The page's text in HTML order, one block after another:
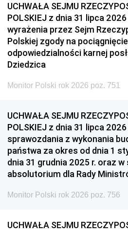
UCHWAŁA SEJMU
POLSKIEJ z dnia 31 lipca
wyrażenia przez Sejm
Polskiej zgody na
odpowiedzialności karnej
Dziedzica
Monitor Polski rok 2026 poz. 751
UCHWAŁA SEJMU
POLSKIEJ z dnia 31 lipca
sprawozdania z wykonania
państwa za okres od dnia 1
dnia 31 grudnia 2025 r. oraz w
absolutorium dla Rady
Monitor Polski rok 2026 poz. 756
UCHWAŁA SEJMU